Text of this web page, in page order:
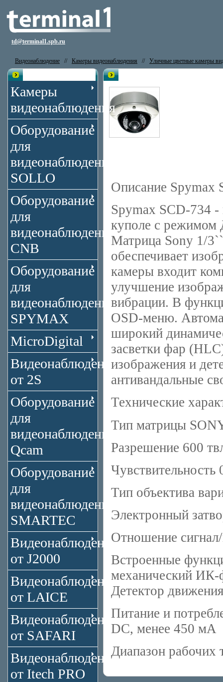
td@terminal1.spb.ru
Видеонаблюдение // Камеры видеонаблюдения // Уличные цветные камеры
Камеры
видеонаблюдения
Оборудование
для
видеонаблюдения
SOLLO
Оборудование
для
видеонаблюдения
CNB
Оборудование
для
видеонаблюдения
SPYMAX
MicroDigital
Видеонаблюдение
от 2S
Оборудование
для
видеонаблюдения
Qcam
Оборудование
для
видеонаблюдения
SMARTEC
Видеонаблюдение
от J2000
Видеонаблюдение
от LAICE
Видеонаблюдение
от SAFARI
Видеонаблюдение
от Itech PRO
Описание Spymax
Spymax SCD-734 -
куполе с режимом
Матрица Sony 1/
обеспечивает
камеры входит
улучшение
вибрации. В
OSD-меню.
широкий
засветки фар
изображения и
антивандальные
Технические
Тип матрицы
Разрешение 600
Тип объектива
Электронный
Отношение
Встроенные
механический
Детектор
Питание и
DC, менее 450 мА
Диапазон